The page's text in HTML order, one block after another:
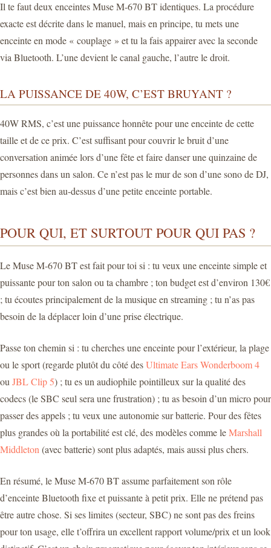
Il te faut deux enceintes Muse M-670 BT identiques. La procédure
exacte est décrite dans le manuel, mais en principe, tu mets une
enceinte en mode « couplage » et tu la fais appairer avec la seconde
via Bluetooth. L’une devient le canal gauche, l’autre le droit.
LA PUISSANCE DE 40W, C’EST BRUYANT ?
40W RMS, c’est une puissance honnête pour une enceinte de cette
taille et de ce prix. C’est suffisant pour couvrir le bruit d’une
conversation animée lors d’une fête et faire danser une quinzaine de
personnes dans un salon. Ce n’est pas le mur de son d’une sono de DJ,
mais c’est bien au-dessus d’une petite enceinte portable.
POUR QUI, ET SURTOUT POUR QUI PAS ?
Le Muse M-670 BT est fait pour toi si : tu veux une enceinte simple et
puissante pour ton salon ou ta chambre ; ton budget est d’environ 130€
; tu écoutes principalement de la musique en streaming ; tu n’as pas
besoin de la déplacer loin d’une prise électrique.
Passe ton chemin si : tu cherches une enceinte pour l’extérieur, la plage
ou le sport (regarde plutôt du côté desUltimate Ears Wonderboom 4
ou JBL Clip 5) ; tu es un audiophile pointilleux sur la qualité des
codecs (le SBC seul sera une frustration) ; tu as besoin d’un micro pour
passer des appels ; tu veux une autonomie sur batterie. Pour des fêtes
plus grandes où la portabilité est clé, des modèles comme leMarshall
Middleton (avec batterie) sont plus adaptés, mais aussi plus chers.
En résumé, le Muse M-670 BT assume parfaitement son rôle
d’enceinte Bluetooth fixe et puissante à petit prix. Elle ne prétend pas
être autre chose. Si ses limites (secteur, SBC) ne sont pas des freins
pour ton usage, elle t’offrira un excellent rapport volume/prix et un look